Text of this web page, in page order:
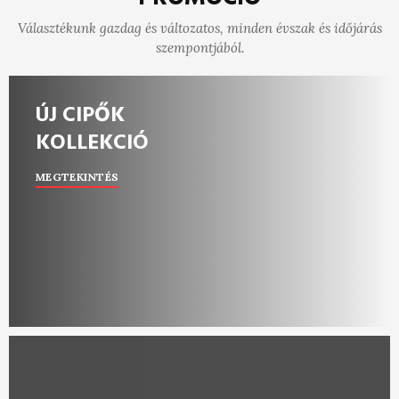
Választékunk gazdag és változatos, minden évszak és időjárás
szempontjából.
ÚJ CIPŐK
KOLLEKCIÓ
MEGTEKINTÉS